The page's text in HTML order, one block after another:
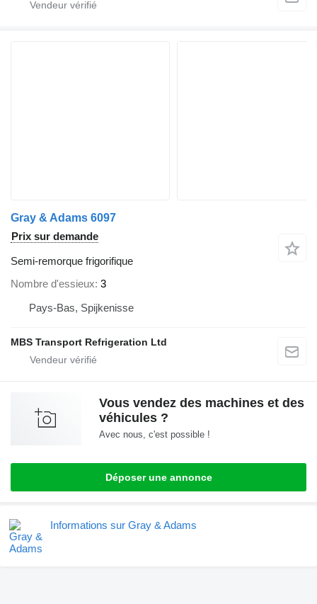
Gray & Adams 6097
Prix sur demande
Semi-remorque frigorifique
Nombre d'essieux 3
Pays-Bas, Spijkenisse
MBS Transport Refrigeration Ltd
Vous vendez des machines et des
véhicules ?
Avec nous, c'est possible !
Déposer une annonce
Informations sur Gray & Adams